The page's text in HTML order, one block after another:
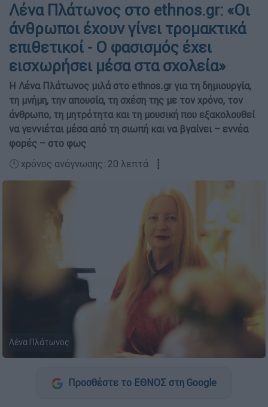
Λένα Πλάτωνος στο ethnos.gr: «Οι
άνθρωποι έχουν γίνει τρομακτικά
επιθετικοί - Ο φασισμός έχει
εισχωρήσει μέσα στα σχολεία»
Η Λένα Πλάτωνος μιλά στο ethnos.gr για τη δημιουργία,
τη μνήμη, την απουσία, τη σχέση της με τον χρόνο, τον
άνθρωπο, τη μητρότητα και τη μουσική που εξακολουθεί
να γεννιέται μέσα από τη σιωπή και να βγαίνει – εννέα
φορές – στο φως
🕛 χρόνος ανάγνωσης: 20 λεπτά ┋
Λένα Πλάτωνος
Προσθέστε το ΕΘΝΟΣ στη Google